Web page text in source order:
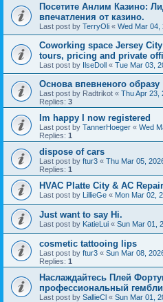
Посетите Анлим Казино:
впечатления от казино.
Last post by TerryOli « Wed Mar 04,
Coworking space Jersey
tours, pricing and private
Last post by IlseDoll « Tue Mar 03,
Основа впевненого образу
Last post by Radtrikot « Thu Apr 23,
Replies: 3
Im happy I now registered
Last post by TannerHoeger « Wed
Replies: 1
dispose of cars
Last post by ftur3 « Thu Mar 05,
Replies: 1
HVAC Platte City & AC
Last post by LillieGe « Mon Mar 02,
Just want to say Hi.
Last post by KatieLui « Sun Mar 01,
cosmetic tattooing lips
Last post by ftur3 « Sun Mar 08,
Replies: 1
Наслаждайтесь Плей
профессиональный
Last post by SallieCl « Sun Mar 01,